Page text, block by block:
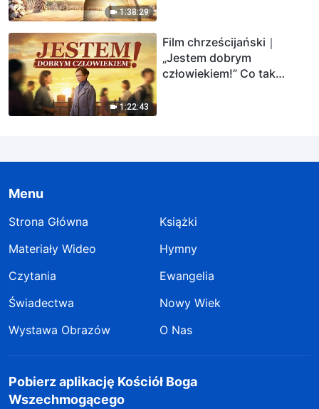
1:38:29
1:22:43
Film chrześcijański｜
„Jestem dobrym
człowiekiem!” Co tak
Menu
Strona Główna
Książki
Materiały Wideo
Hymny
Czytania
Ewangelia
Świadectwa
Nowy Wiek
Wystawa Obrazów
O Nas
Pobierz aplikację Kościół Boga
Wszechmogącego